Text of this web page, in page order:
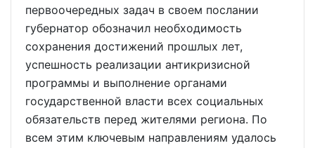
первоочередных задач в своем послании
губернатор обозначил необходимость
сохранения достижений прошлых лет,
успешность реализации антикризисной
программы и выполнение органами
государственной власти всех социальных
обязательств перед жителями региона. По
всем этим ключевым направлениям удалось